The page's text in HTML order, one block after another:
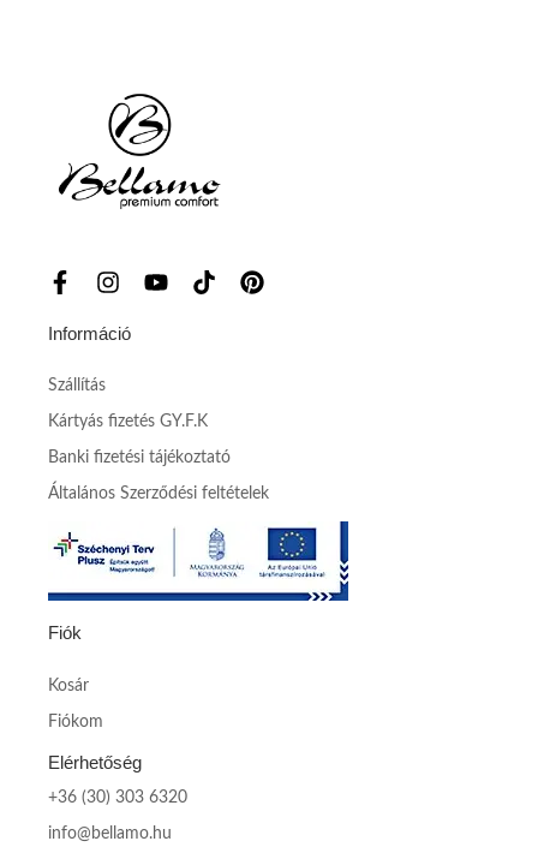
Információ
Szállítás
Kártyás fizetés GY.F.K
Banki fizetési tájékoztató
Általános Szerződési feltételek
Fiók
Kosár
Fiókom
Elérhetőség
+36 (30) 303 6320
info@bellamo.hu